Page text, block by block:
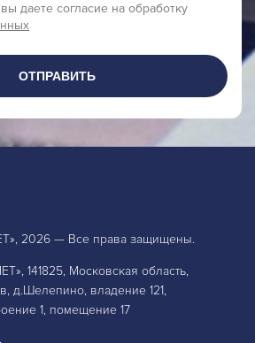
даете согласие на обработку
ОТПРАВИТЬ
2026 — Все права защищены.
141825, Московская область,
д.Шелепино, владение 121,
1, помещение 17